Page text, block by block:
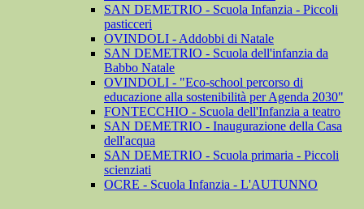
SAN DEMETRIO - Scuola Infanzia - Piccoli
pasticceri
OVINDOLI - Addobbi di Natale
SAN DEMETRIO - Scuola dell'infanzia da
Babbo Natale
OVINDOLI - "Eco-school percorso di
educazione alla sostenibilità per Agenda 2030"
FONTECCHIO - Scuola dell'Infanzia a teatro
SAN DEMETRIO - Inaugurazione della Casa
dell'acqua
SAN DEMETRIO - Scuola primaria - Piccoli
scienziati
OCRE - Scuola Infanzia - L'AUTUNNO